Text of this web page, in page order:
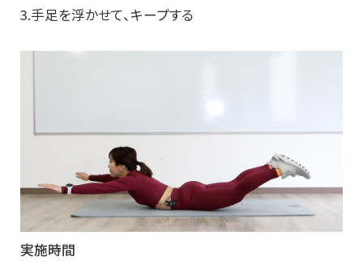
3.手足を浮かせて、キープする
実施時間